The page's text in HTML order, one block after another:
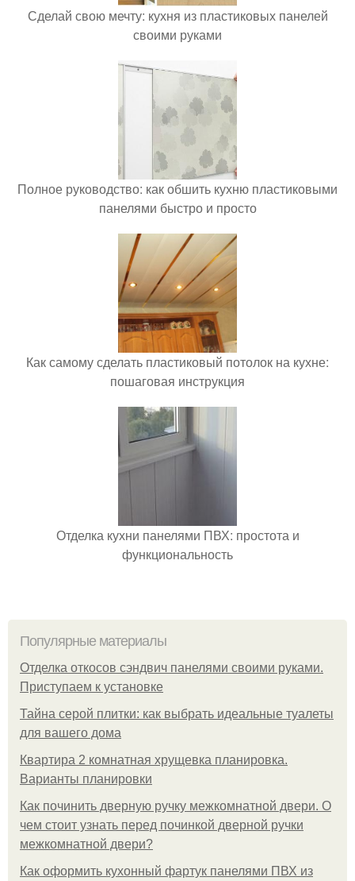
Сделай свою мечту: кухня из пластиковых панелей
своими руками
Полное руководство: как обшить кухню пластиковыми
панелями быстро и просто
Как самому сделать пластиковый потолок на кухне:
пошаговая инструкция
Отделка кухни панелями ПВХ: простота и
функциональность
Популярные материалы
Отделка откосов сэндвич панелями своими руками.
Приступаем к установке
Тайна серой плитки: как выбрать идеальные туалеты
для вашего дома
Квартира 2 комнатная хрущевка планировка.
Варианты планировки
Как починить дверную ручку межкомнатной двери. О
чем стоит узнать перед починкой дверной ручки
межкомнатной двери?
Как оформить кухонный фартук панелями ПВХ из